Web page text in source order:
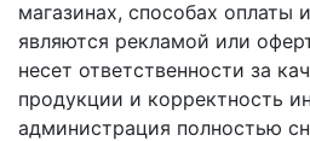
магазинах, способах оплаты
являются рекламой или
несет ответственности за
продукции и корректность
администрация полностью